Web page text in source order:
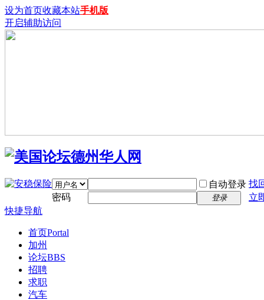
设为首页收藏本站手机版
开启辅助访问
自动登录 找
密码
登录
立
快捷导航
首页Portal
加州
论坛BBS
招聘
求职
汽车